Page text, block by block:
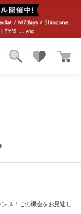
ス！この機会をお見逃し